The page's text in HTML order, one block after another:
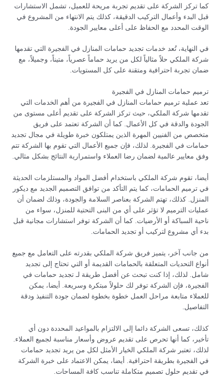
كما تركز الشركة على تقديم تجربة مريحة للعميل، تشمل الاستشارات
قبل البدء وأعمال التركيب الدقيقة، كذلك يتم الانتهاء من المشروع في
الوقت المحدد مع الحفاظ على أعلى معايير الجودة.
في النهاية، تُعد خدمات تجديد حمامات المنازل في الفجيرة التي تقدمها
شركة الملكي حلاً مثالياً لكل من يريد حماماً عصرياً، متيناً، وجميلاً، مع
ضمان تجربة احترافية ومتقنة على كل المستويات.
ترميم حمامات المنازل في الفجيرة
تعد عملية ترميم حمامات المنازل في الفجيرة من أهم الخدمات التي
تقدمها شركة الملكي، حيث تركز الشركة على تقديم أعلى مستوى من
الجودة والدقة في كل الأعمال. كما أن الشركة تعتمد على فريق
متخصص من الفنيين المهرة الذين يمتلكون خبرة طويلة في مجال تجديد
حمامات في الفجيرة. لذلك، فإن جميع الأعمال التي تقوم بها الشركة تتم
وفق معايير عالمية لضمان رضا العملاء واستمرارية النتائج بشكل مثالي.
أيضا، تقوم شركة الملكي باستخدام أفضل المواد والمستلزمات الحديثة
في ترميم الحمامات، كما يتم التأكد من توافق التصميم الجديد مع ديكور
المنزل. كذلك، تهتم الشركة بعناصر السلامة والجودة، وذلك لضمان أن
عمليات الترميم لا تؤثر على أي من البنى التحتية للمنزل، سواء من
ناحية السباكة أو الأرضيات. كما أن الشركة توفر استشارات مجانية قبل
بدء أي مشروع لتركيب أو تجديد الحمامات.
من جانب آخر، يتميز فريق شركة الملكي بقدرته على التعامل مع جميع
أنواع التحديات المتعلقة بالحمامات القديمة أو التي تحتاج إلى تجديد
شامل. لذلك، إذا كنت تبحث عن أفضل طريقة لـ تجديد حمامات في
الفجيرة، فإن الشركة توفر لك حلولاً مبتكرة وسريعة. أيضا، يمكن
للعملاء متابعة مراحل العمل خطوة بخطوة لضمان جودة التنفيذ ودقة
التفاصيل.
كذلك، تسعى الشركة دائما إلى الالتزام بالمواعيد المحددة دون أي
تأخير، كما أنها تحرص على تقديم عروض وأسعار مناسبة لجميع العملاء.
لذلك، تعتبر شركة الملكي الخيار الأمثل لكل من يريد تجديد حمامات
في الفجيرة بطريقة احترافية. أيضا، يمكن الاعتماد على خبرة الشركة
في تقديم حلول تصميم متكاملة تناسب كافة المساحات.